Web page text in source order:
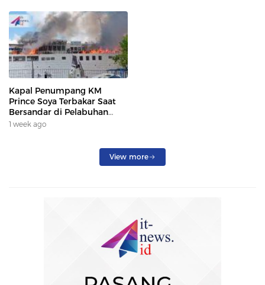
Kapal Penumpang KM
Prince Soya Terbakar Saat
Bersandar di Pelabuhan
Samarinda, Keberangkatan
1 week ago
View more